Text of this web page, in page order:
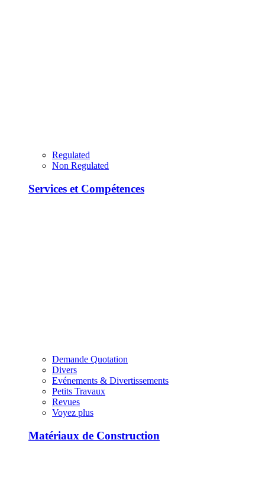
Regulated
Non Regulated
Services et Compétences
Demande Quotation
Divers
Evénements & Divertissements
Petits Travaux
Revues
Voyez plus
Matériaux de Construction